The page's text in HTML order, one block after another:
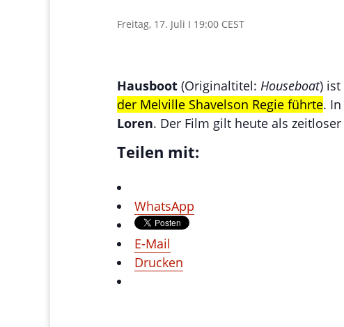
Freitag, 17. Juli I 19:00 CEST
Hausboot (Originaltitel: Houseboat) ist
der Melville Shavelson Regie führte.
Loren. Der Film gilt heute als
Teilen mit:
WhatsApp
E-Mail
Drucken